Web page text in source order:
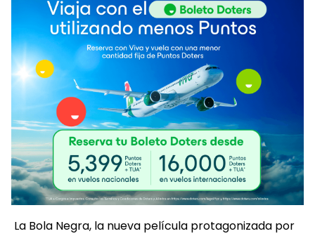
La Bola Negra, la nueva película protagonizada por